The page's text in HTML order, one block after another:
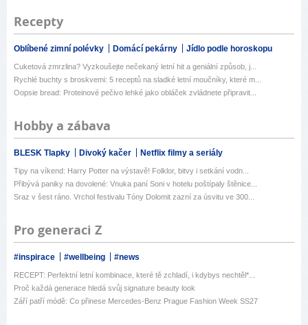
Recepty
Oblíbené zimní polévky Domácí pekárny Jídlo podle horoskopu
Cuketová zmrzlina? Vyzkoušejte nečekaný letní hit a geniální způsob, j...
Rychlé buchty s broskvemi: 5 receptů na sladké letní moučníky, které m...
Oopsie bread: Proteinové pečivo lehké jako obláček zvládnete připravit...
Hobby a zábava
BLESK Tlapky Divoký kačer Netflix filmy a seriály
Tipy na víkend: Harry Potter na výstavě! Folklor, bitvy i setkání vodn...
Přibývá paniky na dovolené: Vnuka paní Soni v hotelu poštípaly štěnice...
Sraz v šest ráno. Vrchol festivalu Tóny Dolomit zazní za úsvitu ve 300...
Pro generaci Z
#inspirace #wellbeing #news
RECEPT: Perfektní letní kombinace, které tě zchladí, i kdybys nechtěl*...
Proč každá generace hledá svůj signature beauty look
Září patří módě: Co přinese Mercedes-Benz Prague Fashion Week SS27